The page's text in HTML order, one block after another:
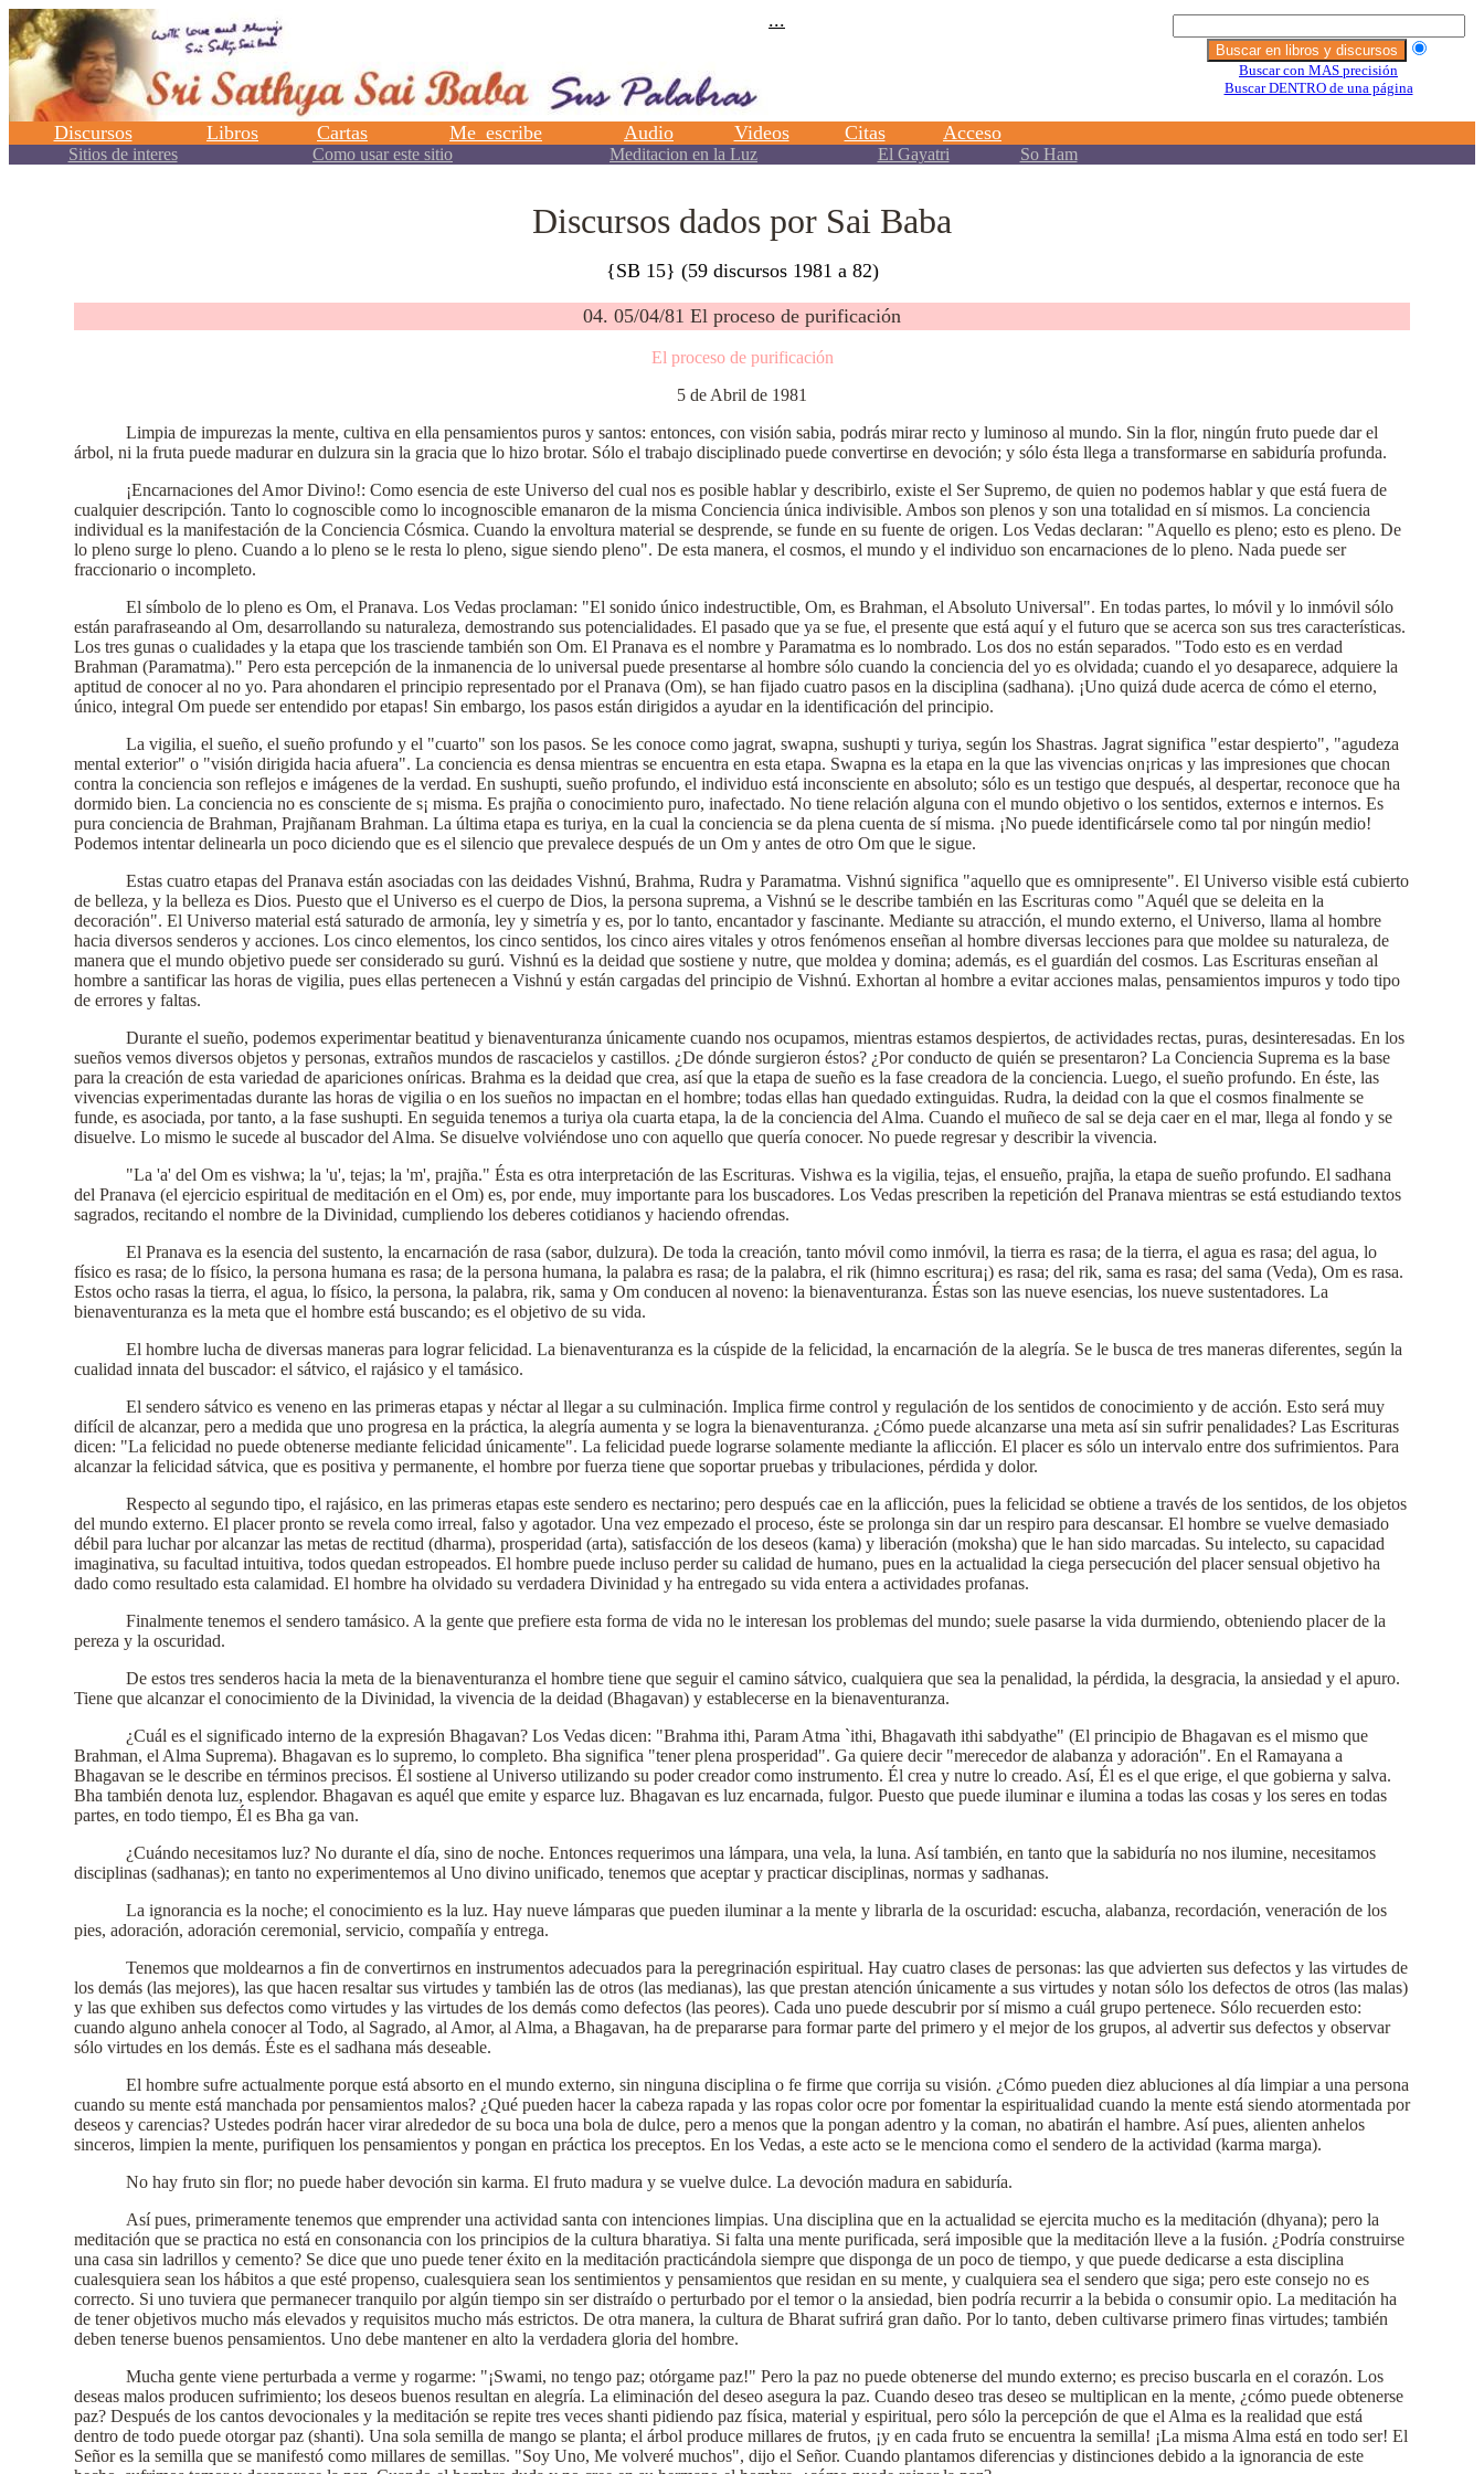
.
Discursos dados por Sai Baba
{SB 15} (59 discursos 1981 a 82)
04. 05/04/81 El proceso de purificación
El proceso de purificación
5 de Abril de 1981
Limpia de impurezas la mente, cultiva en ella pensamientos puros y santos: entonces, con visión sabia, podrás mirar recto y luminoso al mundo. Sin la flor, ningún fruto puede dar el
árbol, ni la fruta puede madurar en dulzura sin la gracia que lo hizo brotar. Sólo el trabajo disciplinado puede convertirse en devoción; y sólo ésta llega a transformarse en sabiduría profunda.
¡Encarnaciones del Amor Divino!: Como esencia de este Universo del cual nos es posible hablar y describirlo, existe el Ser Supremo, de quien no podemos hablar y que está fuera de
cualquier descripción. Tanto lo cognoscible como lo incognoscible emanaron de la misma Conciencia única indivisible. Ambos son plenos y son una totalidad en sí mismos. La conciencia
individual es la manifestación de la Conciencia Cósmica. Cuando la envoltura material se desprende, se funde en su fuente de origen. Los Vedas declaran: "Aquello es pleno; esto es pleno. De
lo pleno surge lo pleno. Cuando a lo pleno se le resta lo pleno, sigue siendo pleno". De esta manera, el cosmos, el mundo y el individuo son encarnaciones de lo pleno. Nada puede ser
fraccionario o incompleto.
El símbolo de lo pleno es Om, el Pranava. Los Vedas proclaman: "El sonido único indestructible, Om, es Brahman, el Absoluto Universal". En todas partes, lo móvil y lo inmóvil sólo
están parafraseando al Om, desarrollando su naturaleza, demostrando sus potencialidades. El pasado que ya se fue, el presente que está aquí y el futuro que se acerca son sus tres características.
Los tres gunas o cualidades y la etapa que los trasciende también son Om. El Pranava es el nombre y Paramatma es lo nombrado. Los dos no están separados. "Todo esto es en verdad
Brahman (Paramatma)." Pero esta percepción de la inmanencia de lo universal puede presentarse al hombre sólo cuando la conciencia del yo es olvidada; cuando el yo desaparece, adquiere la
aptitud de conocer al no yo. Para ahondaren el principio representado por el Pranava (Om), se han fijado cuatro pasos en la disciplina (sadhana). ¡Uno quizá dude acerca de cómo el eterno,
único, integral Om puede ser entendido por etapas! Sin embargo, los pasos están dirigidos a ayudar en la identificación del principio.
La vigilia, el sueño, el sueño profundo y el "cuarto" son los pasos. Se les conoce como jagrat, swapna, sushupti y turiya, según los Shastras. Jagrat significa "estar despierto", "agudeza
mental exterior" o "visión dirigida hacia afuera". La conciencia es densa mientras se encuentra en esta etapa. Swapna es la etapa en la que las vivencias on¡ricas y las impresiones que chocan
contra la conciencia son reflejos e imágenes de la verdad. En sushupti, sueño profundo, el individuo está inconsciente en absoluto; sólo es un testigo que después, al despertar, reconoce que ha
dormido bien. La conciencia no es consciente de s¡ misma. Es prajña o conocimiento puro, inafectado. No tiene relación alguna con el mundo objetivo o los sentidos, externos e internos. Es
pura conciencia de Brahman, Prajñanam Brahman. La última etapa es turiya, en la cual la conciencia se da plena cuenta de sí misma. ¡No puede identificársele como tal por ningún medio!
Podemos intentar delinearla un poco diciendo que es el silencio que prevalece después de un Om y antes de otro Om que le sigue.
Estas cuatro etapas del Pranava están asociadas con las deidades Vishnú, Brahma, Rudra y Paramatma. Vishnú significa "aquello que es omnipresente". El Universo visible está cubierto
de belleza, y la belleza es Dios. Puesto que el Universo es el cuerpo de Dios, la persona suprema, a Vishnú se le describe también en las Escrituras como "Aquél que se deleita en la
decoración". El Universo material está saturado de armonía, ley y simetría y es, por lo tanto, encantador y fascinante. Mediante su atracción, el mundo externo, el Universo, llama al hombre
hacia diversos senderos y acciones. Los cinco elementos, los cinco sentidos, los cinco aires vitales y otros fenómenos enseñan al hombre diversas lecciones para que moldee su naturaleza, de
manera que el mundo objetivo puede ser considerado su gurú. Vishnú es la deidad que sostiene y nutre, que moldea y domina; además, es el guardián del cosmos. Las Escrituras enseñan al
hombre a santificar las horas de vigilia, pues ellas pertenecen a Vishnú y están cargadas del principio de Vishnú. Exhortan al hombre a evitar acciones malas, pensamientos impuros y todo tipo
de errores y faltas.
Durante el sueño, podemos experimentar beatitud y bienaventuranza únicamente cuando nos ocupamos, mientras estamos despiertos, de actividades rectas, puras, desinteresadas. En los
sueños vemos diversos objetos y personas, extraños mundos de rascacielos y castillos. ¿De dónde surgieron éstos? ¿Por conducto de quién se presentaron? La Conciencia Suprema es la base
para la creación de esta variedad de apariciones oníricas. Brahma es la deidad que crea, así que la etapa de sueño es la fase creadora de la conciencia. Luego, el sueño profundo. En éste, las
vivencias experimentadas durante las horas de vigilia o en los sueños no impactan en el hombre; todas ellas han quedado extinguidas. Rudra, la deidad con la que el cosmos finalmente se
funde, es asociada, por tanto, a la fase sushupti. En seguida tenemos a turiya ola cuarta etapa, la de la conciencia del Alma. Cuando el muñeco de sal se deja caer en el mar, llega al fondo y se
disuelve. Lo mismo le sucede al buscador del Alma. Se disuelve volviéndose uno con aquello que quería conocer. No puede regresar y describir la vivencia.
"La 'a' del Om es vishwa; la 'u', tejas; la 'm', prajña." Ésta es otra interpretación de las Escrituras. Vishwa es la vigilia, tejas, el ensueño, prajña, la etapa de sueño profundo. El sadhana
del Pranava (el ejercicio espiritual de meditación en el Om) es, por ende, muy importante para los buscadores. Los Vedas prescriben la repetición del Pranava mientras se está estudiando textos
sagrados, recitando el nombre de la Divinidad, cumpliendo los deberes cotidianos y haciendo ofrendas.
El Pranava es la esencia del sustento, la encarnación de rasa (sabor, dulzura). De toda la creación, tanto móvil como inmóvil, la tierra es rasa; de la tierra, el agua es rasa; del agua, lo
físico es rasa; de lo físico, la persona humana es rasa; de la persona humana, la palabra es rasa; de la palabra, el rik (himno escritura¡) es rasa; del rik, sama es rasa; del sama (Veda), Om es rasa.
Estos ocho rasas la tierra, el agua, lo físico, la persona, la palabra, rik, sama y Om conducen al noveno: la bienaventuranza. Éstas son las nueve esencias, los nueve sustentadores. La
bienaventuranza es la meta que el hombre está buscando; es el objetivo de su vida.
El hombre lucha de diversas maneras para lograr felicidad. La bienaventuranza es la cúspide de la felicidad, la encarnación de la alegría. Se le busca de tres maneras diferentes, según la
cualidad innata del buscador: el sátvico, el rajásico y el tamásico.
El sendero sátvico es veneno en las primeras etapas y néctar al llegar a su culminación. Implica firme control y regulación de los sentidos de conocimiento y de acción. Esto será muy
difícil de alcanzar, pero a medida que uno progresa en la práctica, la alegría aumenta y se logra la bienaventuranza. ¿Cómo puede alcanzarse una meta así sin sufrir penalidades? Las Escrituras
dicen: "La felicidad no puede obtenerse mediante felicidad únicamente". La felicidad puede lograrse solamente mediante la aflicción. El placer es sólo un intervalo entre dos sufrimientos. Para
alcanzar la felicidad sátvica, que es positiva y permanente, el hombre por fuerza tiene que soportar pruebas y tribulaciones, pérdida y dolor.
Respecto al segundo tipo, el rajásico, en las primeras etapas este sendero es nectarino; pero después cae en la aflicción, pues la felicidad se obtiene a través de los sentidos, de los objetos
del mundo externo. El placer pronto se revela como irreal, falso y agotador. Una vez empezado el proceso, éste se prolonga sin dar un respiro para descansar. El hombre se vuelve demasiado
débil para luchar por alcanzar las metas de rectitud (dharma), prosperidad (arta), satisfacción de los deseos (kama) y liberación (moksha) que le han sido marcadas. Su intelecto, su capacidad
imaginativa, su facultad intuitiva, todos quedan estropeados. El hombre puede incluso perder su calidad de humano, pues en la actualidad la ciega persecución del placer sensual objetivo ha
dado como resultado esta calamidad. El hombre ha olvidado su verdadera Divinidad y ha entregado su vida entera a actividades profanas.
Finalmente tenemos el sendero tamásico. A la gente que prefiere esta forma de vida no le interesan los problemas del mundo; suele pasarse la vida durmiendo, obteniendo placer de la
pereza y la oscuridad.
De estos tres senderos hacia la meta de la bienaventuranza el hombre tiene que seguir el camino sátvico, cualquiera que sea la penalidad, la pérdida, la desgracia, la ansiedad y el apuro.
Tiene que alcanzar el conocimiento de la Divinidad, la vivencia de la deidad (Bhagavan) y establecerse en la bienaventuranza.
¿Cuál es el significado interno de la expresión Bhagavan? Los Vedas dicen: "Brahma ithi, Param Atma `ithi, Bhagavath ithi sabdyathe" (El principio de Bhagavan es el mismo que
Brahman, el Alma Suprema). Bhagavan es lo supremo, lo completo. Bha significa "tener plena prosperidad". Ga quiere decir "merecedor de alabanza y adoración". En el Ramayana a
Bhagavan se le describe en términos precisos. Él sostiene al Universo utilizando su poder creador como instrumento. Él crea y nutre lo creado. Así, Él es el que erige, el que gobierna y salva.
Bha también denota luz, esplendor. Bhagavan es aquél que emite y esparce luz. Bhagavan es luz encarnada, fulgor. Puesto que puede iluminar e ilumina a todas las cosas y los seres en todas
partes, en todo tiempo, Él es Bha ga van.
¿Cuándo necesitamos luz? No durante el día, sino de noche. Entonces requerimos una lámpara, una vela, la luna. Así también, en tanto que la sabiduría no nos ilumine, necesitamos
disciplinas (sadhanas); en tanto no experimentemos al Uno divino unificado, tenemos que aceptar y practicar disciplinas, normas y sadhanas.
La ignorancia es la noche; el conocimiento es la luz. Hay nueve lámparas que pueden iluminar a la mente y librarla de la oscuridad: escucha, alabanza, recordación, veneración de los
pies, adoración, adoración ceremonial, servicio, compañía y entrega.
Tenemos que moldearnos a fin de convertirnos en instrumentos adecuados para la peregrinación espiritual. Hay cuatro clases de personas: las que advierten sus defectos y las virtudes de
los demás (las mejores), las que hacen resaltar sus virtudes y también las de otros (las medianas), las que prestan atención únicamente a sus virtudes y notan sólo los defectos de otros (las malas)
y las que exhiben sus defectos como virtudes y las virtudes de los demás como defectos (las peores). Cada uno puede descubrir por sí mismo a cuál grupo pertenece. Sólo recuerden esto:
cuando alguno anhela conocer al Todo, al Sagrado, al Amor, al Alma, a Bhagavan, ha de prepararse para formar parte del primero y el mejor de los grupos, al advertir sus defectos y observar
sólo virtudes en los demás. Éste es el sadhana más deseable.
El hombre sufre actualmente porque está absorto en el mundo externo, sin ninguna disciplina o fe firme que corrija su visión. ¿Cómo pueden diez abluciones al día limpiar a una persona
cuando su mente está manchada por pensamientos malos? ¿Qué pueden hacer la cabeza rapada y las ropas color ocre por fomentar la espiritualidad cuando la mente está siendo atormentada por
deseos y carencias? Ustedes podrán hacer virar alrededor de su boca una bola de dulce, pero a menos que la pongan adentro y la coman, no abatirán el hambre. Así pues, alienten anhelos
sinceros, limpien la mente, purifiquen los pensamientos y pongan en práctica los preceptos. En los Vedas, a este acto se le menciona como el sendero de la actividad (karma marga).
No hay fruto sin flor; no puede haber devoción sin karma. El fruto madura y se vuelve dulce. La devoción madura en sabiduría.
Así pues, primeramente tenemos que emprender una actividad santa con intenciones limpias. Una disciplina que en la actualidad se ejercita mucho es la meditación (dhyana); pero la
meditación que se practica no está en consonancia con los principios de la cultura bharatiya. Si falta una mente purificada, será imposible que la meditación lleve a la fusión. ¿Podría construirse
una casa sin ladrillos y cemento? Se dice que uno puede tener éxito en la meditación practicándola siempre que disponga de un poco de tiempo, y que puede dedicarse a esta disciplina
cualesquiera sean los hábitos a que esté propenso, cualesquiera sean los sentimientos y pensamientos que residan en su mente, y cualquiera sea el sendero que siga; pero este consejo no es
correcto. Si uno tuviera que permanecer tranquilo por algún tiempo sin ser distraído o perturbado por el temor o la ansiedad, bien podría recurrir a la bebida o consumir opio. La meditación ha
de tener objetivos mucho más elevados y requisitos mucho más estrictos. De otra manera, la cultura de Bharat sufrirá gran daño. Por lo tanto, deben cultivarse primero finas virtudes; también
deben tenerse buenos pensamientos. Uno debe mantener en alto la verdadera gloria del hombre.
Mucha gente viene perturbada a verme y rogarme: "¡Swami, no tengo paz; otórgame paz!" Pero la paz no puede obtenerse del mundo externo; es preciso buscarla en el corazón. Los
deseas malos producen sufrimiento; los deseos buenos resultan en alegría. La eliminación del deseo asegura la paz. Cuando deseo tras deseo se multiplican en la mente, ¿cómo puede obtenerse
paz? Después de los cantos devocionales y la meditación se repite tres veces shanti pidiendo paz física, material y espiritual, pero sólo la percepción de que el Alma es la realidad que está
dentro de todo puede otorgar paz (shanti). Una sola semilla de mango se planta; el árbol produce millares de frutos, ¡y en cada fruto se encuentra la semilla! ¡La misma Alma está en todo ser! El
Señor es la semilla que se manifestó como millares de semillas. "Soy Uno, Me volveré muchos", dijo el Señor. Cuando plantamos diferencias y distinciones debido a la ignorancia de este